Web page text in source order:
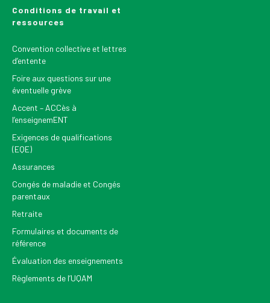
Conditions de travail et
ressources
Convention collective et lettres
d’entente
Foire aux questions sur une
éventuelle grève
Accent – ACCès à
l’enseignemENT
Exigences de qualifications
(EQE)
Assurances
Congés de maladie et Congés
parentaux
Retraite
Formulaires et documents de
référence
Évaluation des enseignements
Règlements de l’UQAM